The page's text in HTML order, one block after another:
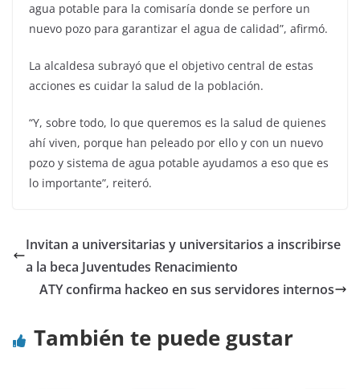
agua potable para la comisaría donde se perfore un
nuevo pozo para garantizar el agua de calidad”, afirmó.
La alcaldesa subrayó que el objetivo central de estas
acciones es cuidar la salud de la población.
“Y, sobre todo, lo que queremos es la salud de quienes
ahí viven, porque han peleado por ello y con un nuevo
pozo y sistema de agua potable ayudamos a eso que es
lo importante”, reiteró.
Invitan a universitarias y universitarios a inscribirse
a la beca Juventudes Renacimiento
ATY confirma hackeo en sus servidores internos
También te puede gustar